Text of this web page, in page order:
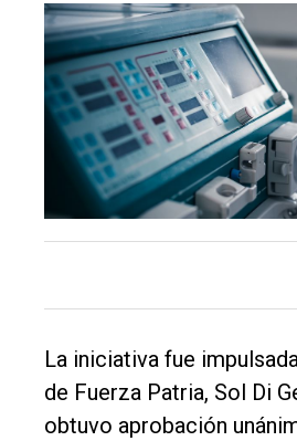
El
único
DIARIO
La iniciativa fue
de Fuerza Patria, Sol Di
obtuvo aprobación